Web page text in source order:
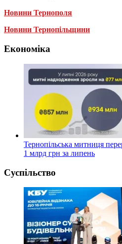
Новини Тернополя
Новини Тернопільщини
Економіка
Тернопільська митниця
1 млрд грн за липень
Суспільство